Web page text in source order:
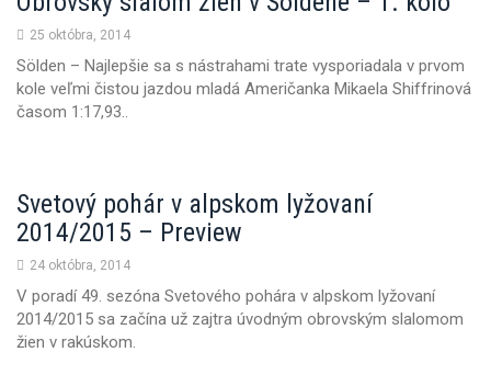
25 októbra, 2014
Sölden – Najlepšie sa s nástrahami trate vysporiadala v prvom
kole veľmi čistou jazdou mladá Američanka Mikaela Shiffrinová
časom 1:17,93..
Svetový pohár v alpskom lyžovaní
2014/2015 – Preview
24 októbra, 2014
V poradí 49. sezóna Svetového pohára v alpskom lyžovaní
2014/2015 sa začína už zajtra úvodným obrovským slalomom
žien v rakúskom.